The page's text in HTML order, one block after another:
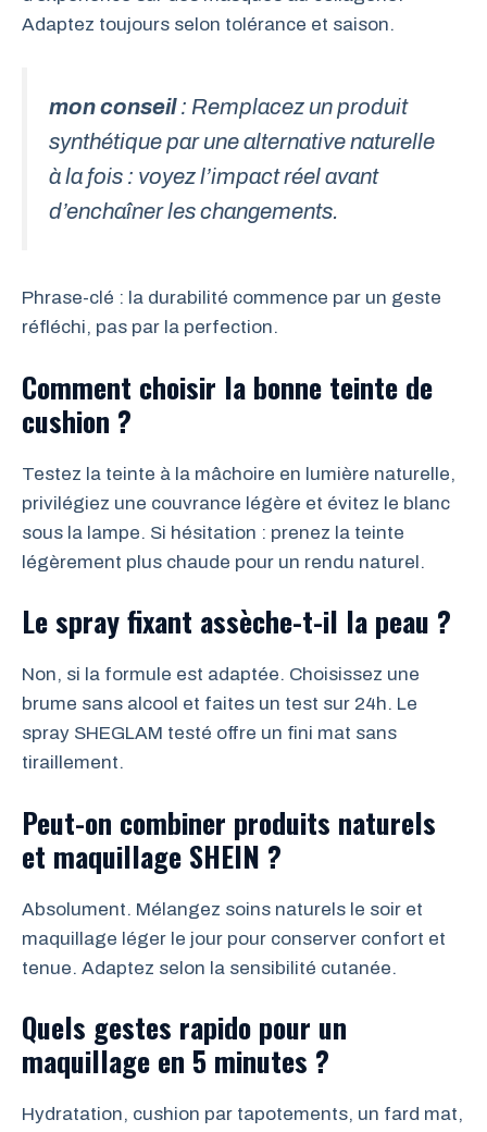
Adaptez toujours selon tolérance et saison.
mon conseil: Remplacez un produit
synthétique par une alternative naturelle
à la fois : voyez l’impact réel avant
d’enchaîner les changements.
Phrase-clé : la durabilité commence par un geste
réfléchi, pas par la perfection.
Comment choisir la bonne teinte de
cushion ?
Testez la teinte à la mâchoire en lumière naturelle,
privilégiez une couvrance légère et évitez le blanc
sous la lampe. Si hésitation : prenez la teinte
légèrement plus chaude pour un rendu naturel.
Le spray fixant assèche-t-il la peau ?
Non, si la formule est adaptée. Choisissez une
brume sans alcool et faites un test sur 24h. Le
spray SHEGLAM testé offre un fini mat sans
tiraillement.
Peut-on combiner produits naturels
et maquillage SHEIN ?
Absolument. Mélangez soins naturels le soir et
maquillage léger le jour pour conserver confort et
tenue. Adaptez selon la sensibilité cutanée.
Quels gestes rapido pour un
maquillage en 5 minutes ?
Hydratation, cushion par tapotements, un fard mat,